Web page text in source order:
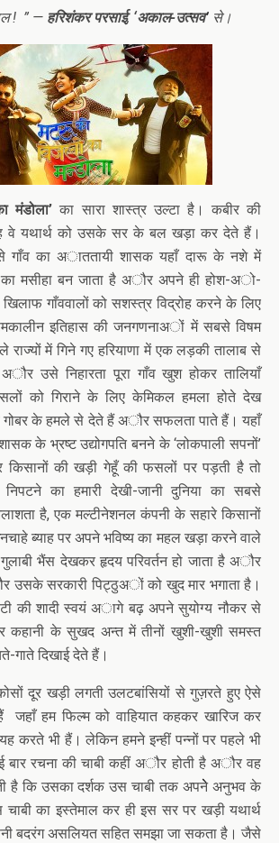
! ” — हरिशंकर परसाई, ‘अकाल-उत्सव’ से।
मंडोला’ का सारा शास्त्र उल्टा है। कबीर की
वे यथार्थ को उसके सर के बल खड़ा कर देते हैं।
गाँव का अाततायी शासक यहाँ दारू के नशे में
मसीहा बन जाता है अौर अपने ही होश-अो-
खिलाफ गाँववालों को सशस्त्र विद्रोह करने के लिए
इतिहास की जनगणनाअों में सबसे विषम
राज्यों में गिने गए हरियाणा में एक लड़की तालाब से
उसे निहारता पूरा गाँव खुश होकर तालियाँ
को गिराने के लिए केमिकल हमला होते देख
गोबर के हमले से देते हैं अौर सफलता पाते हैं। यहाँ
के भ्रष्ट उद्योगपति बनने के ‘लोकपाली सपनों’
किसानों की खड़ी गेहूँ की फसलों पर पड़ती है तो
का हमारी देखी-जानी दुनिया का सबसे
है, एक मल्टीनेशनल कंपनी के सहारे किसानों
ब्याह पर अपने भविष्य का महल खड़ा करने वाले
भैंस देखकर हृदय परिवर्तन हो जाता है अौर
उसके सरकारी पिट्ठुअों को खुद मार भगाता है।
की शादी स्वयं अागे बढ़ अपने सुयोग्य नौकर से
कहानी के सुखद अन्त में तीनों खुशी-खुशी समस्त
गाते दिखाई देते हैं।
दूर खड़ी लगती उलटबांसियों से गुज़रते हुए ऐसे
हम फिल्म को वाहियात कहकर खारिज कर
करते भी हैं। लेकिन हमने इन्हीं पन्नों पर पहले भी
बार रचना की चाबी कहीं अौर होती है अौर वह
है कि उसका दर्शक उस चाबी तक अपनेे अनुभव के
का इस्तेमाल कर ही इस सर पर खड़ी यथार्थ
बदरंग असलियत सहित समझा जा सकता है। जैसे